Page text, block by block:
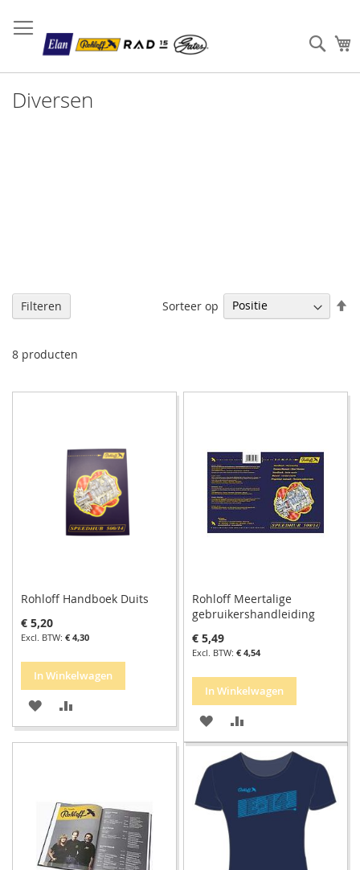
Diversen
8 producten
Sorteer op
Rohloff Handboek Duits
€ 5,20
€ 4,30
In Winkelwagen
VOEG
TOE OM
Rohloff Meertalige
gebruikershandleiding
€ 5,49
€ 4,54
In Winkelwagen
VOEG
TOE
VERLANGLIJST
OM
TE
VERGELIJKEN
Filteren